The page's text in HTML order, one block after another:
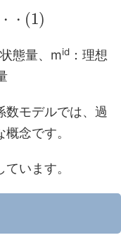
・ ・ (1)
態量、mid：理想
数モデルでは、過
念です。
います。